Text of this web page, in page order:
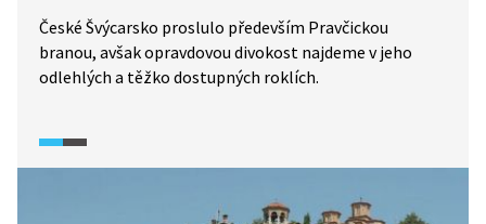
České Švýcarsko proslulo především Pravčickou
branou, avšak opravdovou divokost najdeme v jeho
odlehlých a těžko dostupných roklích.